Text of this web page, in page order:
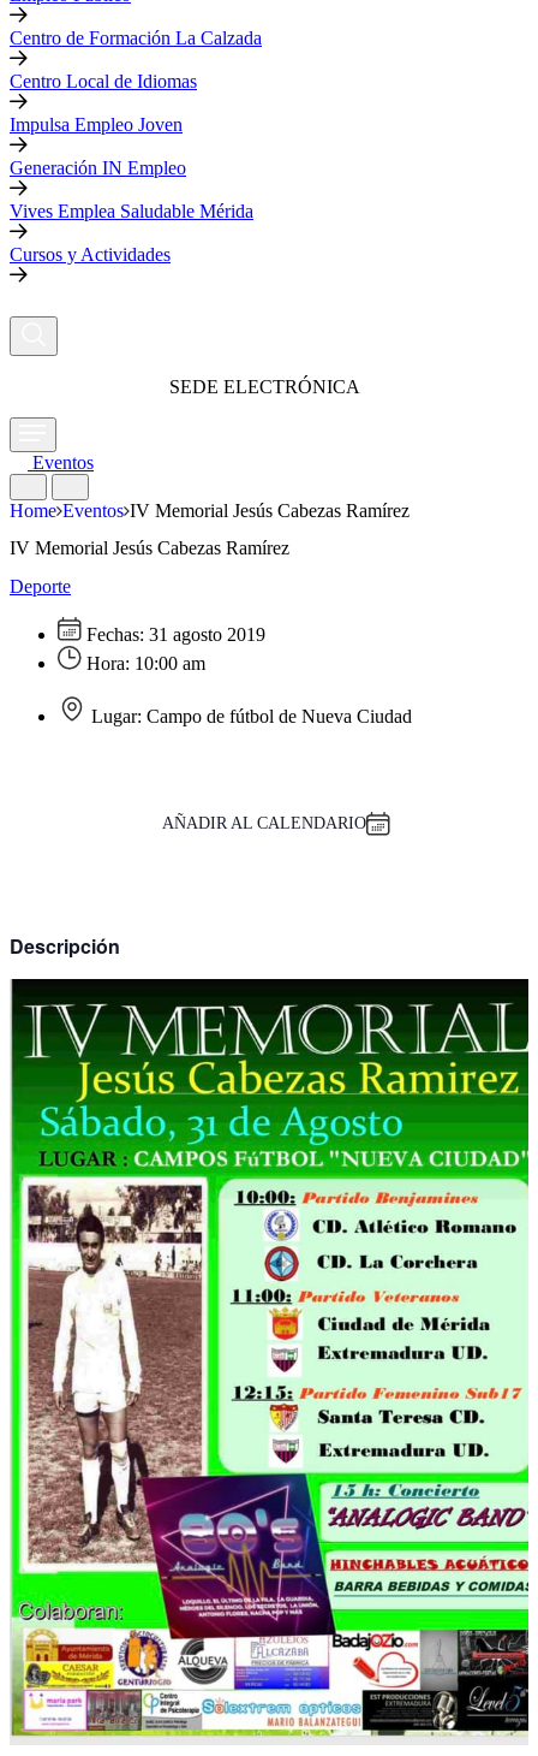
Centro de Formación La Calzada
Centro Local de Idiomas
Impulsa Empleo Joven
Generación IN Empleo
Vives Emplea Saludable Mérida
Cursos y Actividades
SEDE ELECTRÓNICA
Eventos
Home Eventos IV Memorial Jesús Cabezas Ramírez
IV Memorial Jesús Cabezas Ramírez
Deporte
Fechas: 31 agosto 2019
Hora: 10:00 am
Lugar: Campo de fútbol de Nueva Ciudad
AÑADIR AL CALENDARIO
Descripción